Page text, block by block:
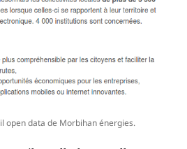
open data de Morbihan énergies.